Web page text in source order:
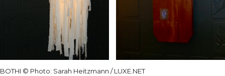
BOTHI © Photo: Sarah Heitzmann / LUXE.NET